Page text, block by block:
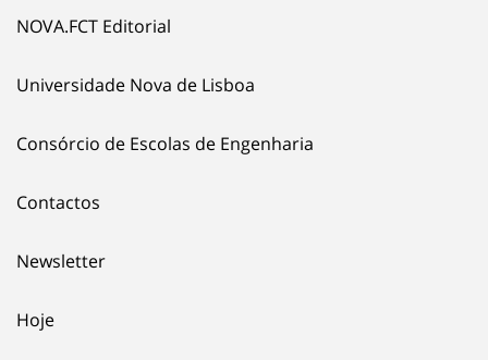
NOVA.FCT Editorial
Universidade Nova de Lisboa
Consórcio de Escolas de Engenharia
Contactos
Newsletter
Hoje